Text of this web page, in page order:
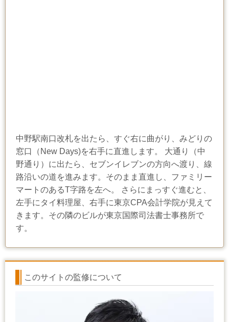
中野駅南口改札を出たら、すぐ右に曲がり、みどりの
窓口（New Days)を右手に直進します。 大通り（中
野通り）に出たら、セブンイレブンの方向へ渡り、線
路沿いの道を進みます。そのまま直進し、ファミリー
マートのあるT字路を左へ。 さらにまっすぐ進むと、
左手にタイ料理屋、右手に東京CPA会計学院が見えて
きます。その隣のビルが東京国際司法書士事務所で
す。
このサイトの監修について